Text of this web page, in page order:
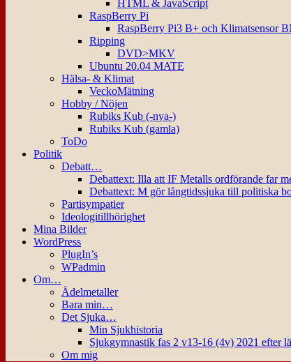
HTML & JavaScript
RaspBerry Pi
RaspBerry Pi3 B+ och Klimatsensor
Ripping
DVD>MKV
Ubuntu 20.04 MATE
Hälsa- & Klimat
VeckoMätning
Hobby / Nöjen
Rubiks Kub (-nya-)
Rubiks Kub (gamla)
ToDo
Politik
Debatt…
Debattext: Illa att IF Metalls ordförande far
Debattext: M gör långtidssjuka till politiska
Partisympatier
Ideologitillhörighet
Mina Bilder
WordPress
PlugIn’s
WPadmin
Om…
Ädelmetaller
Bara min…
Det Sjuka…
Min Sjukhistoria
Sjukgymnastik fas 2 v13-16 (4v) 2021 efter
Om mig